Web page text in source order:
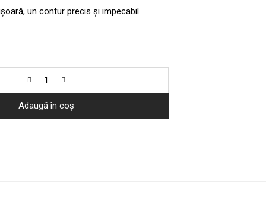
un contur precis și impecabil
Adaugă în coș